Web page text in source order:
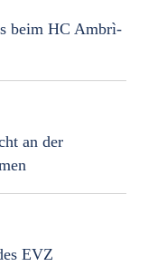
beim HC Ambrì-
an der
EVZ